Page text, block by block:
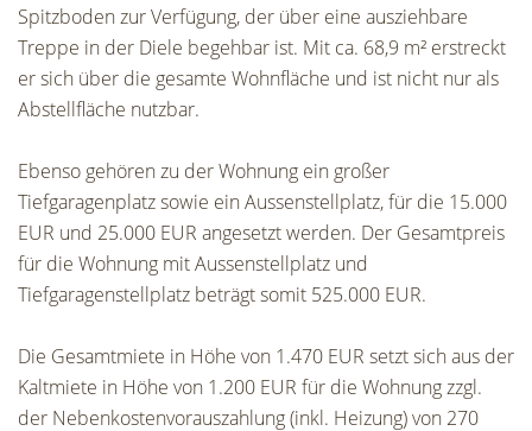
Spitzboden zur Verfügung, der über eine ausziehbare
Treppe in der Diele begehbar ist. Mit ca. 68,9 m² erstreckt
er sich über die gesamte Wohnfläche und ist nicht nur als
Abstellfläche nutzbar.
Ebenso gehören zu der Wohnung ein großer
Tiefgaragenplatz sowie ein Aussenstellplatz, für die 15.000
EUR und 25.000 EUR angesetzt werden. Der Gesamtpreis
für die Wohnung mit Aussenstellplatz und
Tiefgaragenstellplatz beträgt somit 525.000 EUR.
Die Gesamtmiete in Höhe von 1.470 EUR setzt sich aus der
Kaltmiete in Höhe von 1.200 EUR für die Wohnung zzgl.
der Nebenkostenvorauszahlung (inkl. Heizung) von 270